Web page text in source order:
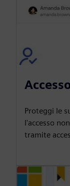
Proteggi le
l'accesso
tramite